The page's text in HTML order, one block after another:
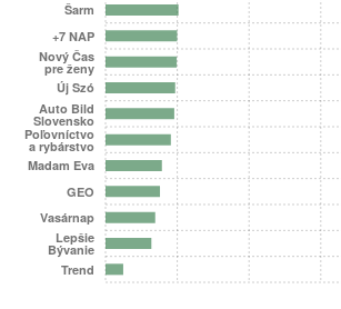
Trend
Lepšie
Bývanie
Vasárnap
GEO
Madam Eva
Poľovníctvo
a rybárstvo
Auto Bild
Slovensko
Új Szó
Nový Čas
pre ženy
+7 NAP
Šarm